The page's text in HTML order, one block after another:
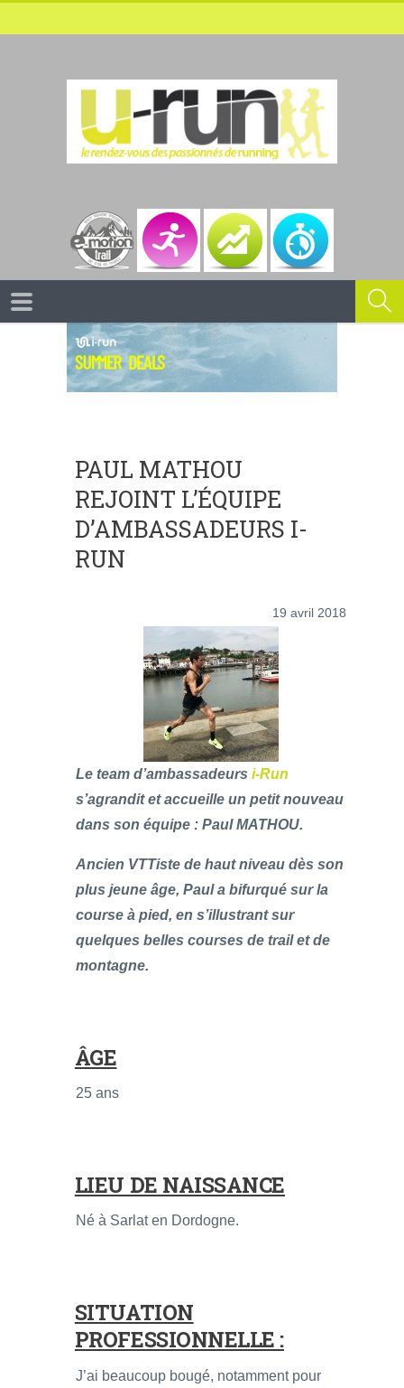
PAUL MATHOU
REJOINT L’ÉQUIPE
D’AMBASSADEURS I-
RUN
19 avril 2018
Le team d’ambassadeurs i-Run
s’agrandit et accueille un petit nouveau
dans son équipe : Paul MATHOU.
Ancien VTTiste de haut niveau dès son
plus jeune âge, Paul a bifurqué sur la
course à pied, en s’illustrant sur
quelques belles courses de trail et de
montagne.
ÂGE
25 ans
LIEU DE NAISSANCE
Né à Sarlat en Dordogne.
SITUATION
PROFESSIONNELLE :
J’ai beaucoup bougé, notamment pour